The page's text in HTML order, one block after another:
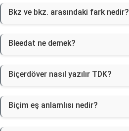
Bkz ve bkz. arasındaki fark nedir?
Bleedat ne demek?
Biçerdöver nasıl yazılır TDK?
Biçim eş anlamlısı nedir?